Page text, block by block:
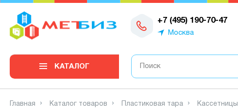
+7 (495) 190-70-47
Москва
0
КАТАЛОГ
Главная Каталог товаров Пластиковая тара Кассетницы